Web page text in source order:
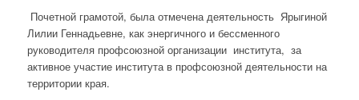
Почетной грамотой, была отмечена деятельность Ярыгиной
Лилии Геннадьевне, как энергичного и бессменного
руководителя профсоюзной организации института, за
активное участие института в профсоюзной деятельности на
территории края.